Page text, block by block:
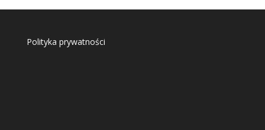
Polityka prywatności